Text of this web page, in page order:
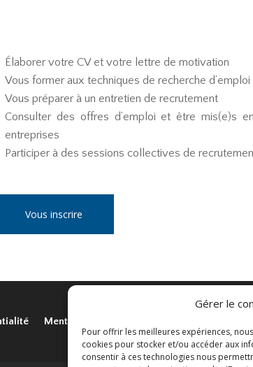
Gérer le
Pour offrir les meilleures expériences,
cookies pour stocker et/ou accéder aux
consentir à ces technologies nous
Élaborer votre CV et votre lettre de motivation
Vous former aux techniques de recherche d’emploi
Vous préparer à un entretien de recrutement
Consulter des offres d’emploi et être mis(e)s
entreprises
Participer à des sessions collectives de
Vous inscrire
Mentions légales